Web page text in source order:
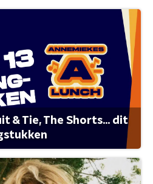
& Tie, The Shorts... dit